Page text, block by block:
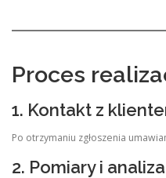
Proces
1. Kontakt z
Po otrzymaniu zgłoszenia
2. Pomiary i analiza